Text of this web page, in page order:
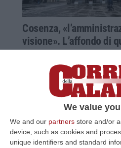
We value
We and our partners store and/or
device, such as cookies and
unique identifiers and standard
Cosenza,
visione». L’affondo di
di Cosenza Sergio De
Grandinetti, Saverio
Mancini
Pubblicato il: 16/04/24 – 13:17